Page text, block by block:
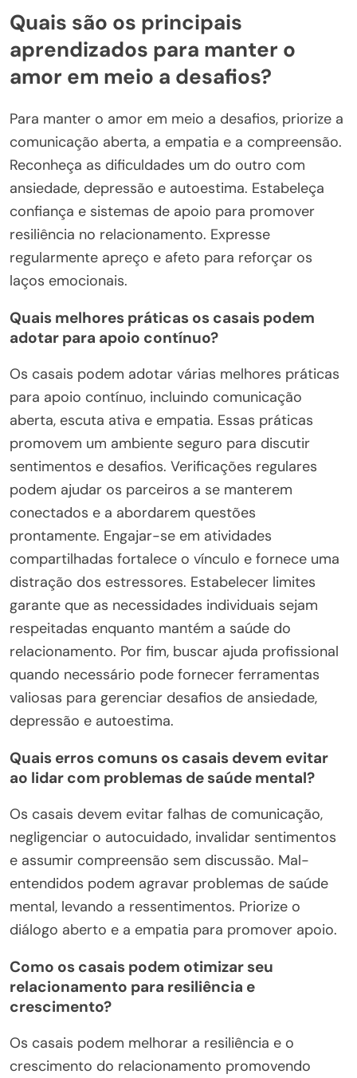
Quais são os principais
aprendizados para manter o
amor em meio a desafios?
Para manter o amor em meio a desafios, priorize a
comunicação aberta, a empatia e a compreensão.
Reconheça as dificuldades um do outro com
ansiedade, depressão e autoestima. Estabeleça
confiança e sistemas de apoio para promover
resiliência no relacionamento. Expresse
regularmente apreço e afeto para reforçar os
laços emocionais.
Quais melhores práticas os casais podem
adotar para apoio contínuo?
Os casais podem adotar várias melhores práticas
para apoio contínuo, incluindo comunicação
aberta, escuta ativa e empatia. Essas práticas
promovem um ambiente seguro para discutir
sentimentos e desafios. Verificações regulares
podem ajudar os parceiros a se manterem
conectados e a abordarem questões
prontamente. Engajar-se em atividades
compartilhadas fortalece o vínculo e fornece uma
distração dos estressores. Estabelecer limites
garante que as necessidades individuais sejam
respeitadas enquanto mantém a saúde do
relacionamento. Por fim, buscar ajuda profissional
quando necessário pode fornecer ferramentas
valiosas para gerenciar desafios de ansiedade,
depressão e autoestima.
Quais erros comuns os casais devem evitar
ao lidar com problemas de saúde mental?
Os casais devem evitar falhas de comunicação,
negligenciar o autocuidado, invalidar sentimentos
e assumir compreensão sem discussão. Mal-
entendidos podem agravar problemas de saúde
mental, levando a ressentimentos. Priorize o
diálogo aberto e a empatia para promover apoio.
Como os casais podem otimizar seu
relacionamento para resiliência e
crescimento?
Os casais podem melhorar a resiliência e o
crescimento do relacionamento promovendo